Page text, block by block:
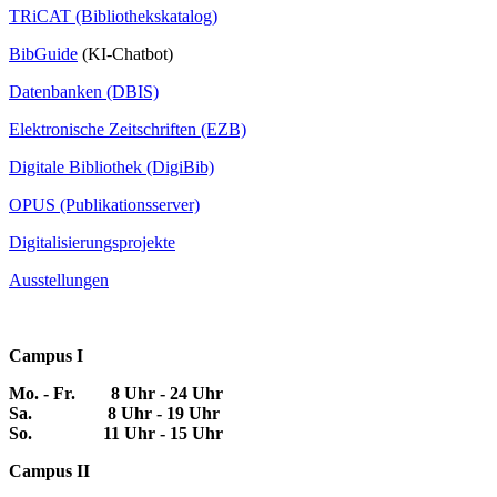
TRiCAT (Bibliothekskatalog)
BibGuide (KI-Chatbot)
Datenbanken (DBIS)
Elektronische Zeitschriften (EZB)
Digitale Bibliothek (DigiBib)
OPUS (Publikationsserver)
Digitalisierungsprojekte
Ausstellungen
Campus I
Mo. - Fr. 8 Uhr - 24 Uhr
Sa. 8 Uhr - 19 Uhr
So. 11 Uhr - 15 Uhr
Campus II